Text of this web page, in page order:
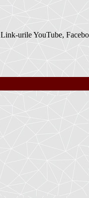
Link-urile YouTube,